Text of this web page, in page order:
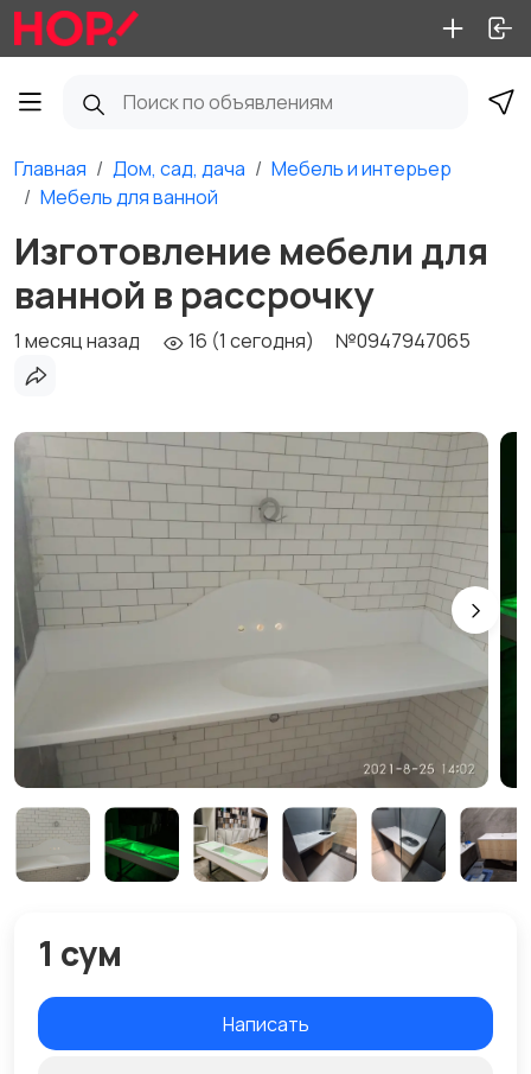
Главная Дом, сад, дача
Мебель и интерьер
Мебель для ванной
Изготовление мебели для
ванной в рассрочку
1 месяц назад 16 (1 сегодня) №0947947065
1 сум
Написать